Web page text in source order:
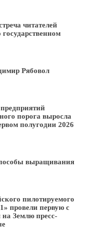
читателей
Рябовол
порога выросла
полугодии 2026
выращивания
пилотируемого
провели первую с
Землю пресс-